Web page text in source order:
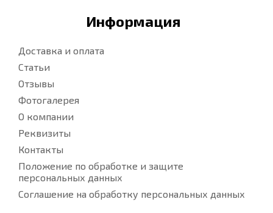
Информация
Доставка и оплата
Статьи
Отзывы
Фотогалерея
О компании
Реквизиты
Контакты
Положение по обработке и защите
персональных данных
Соглашение на обработку персональных данных